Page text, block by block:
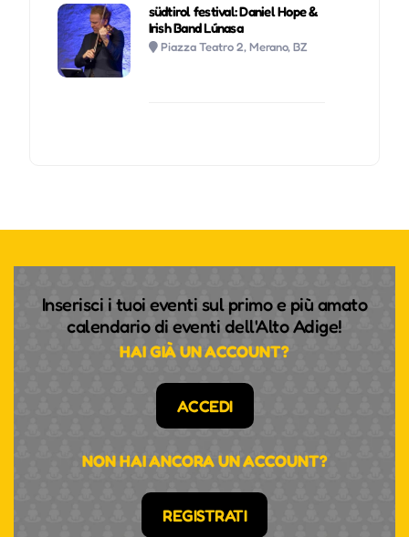
südtirol festival: Daniel Hope &
Irish Band Lúnasa
Piazza Teatro 2, Merano, BZ
Inserisci i tuoi eventi sul primo e più amato
calendario di eventi dell'Alto Adige!
HAI GIÀ UN ACCOUNT?
ACCEDI
NON HAI ANCORA UN ACCOUNT?
REGISTRATI